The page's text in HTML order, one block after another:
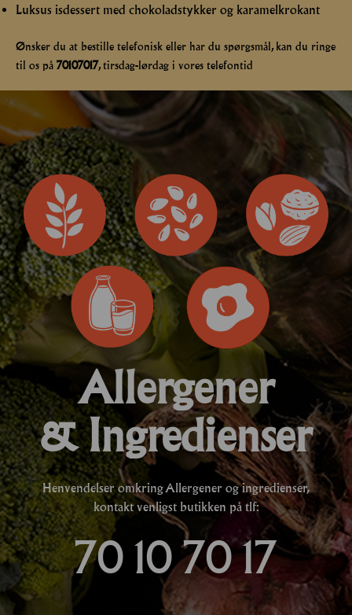
Luksus isdessert med chokoladstykker og karamelkrokant
Ønsker du at bestille telefonisk eller har du spørgsmål, kan du ringe
til os på 70107017, tirsdag-lørdag i vores telefontid
Allergener
& Ingredienser
Henvendelser omkring Allergener og ingredienser,
kontakt venligst butikken på tlf:
70 10 70 17